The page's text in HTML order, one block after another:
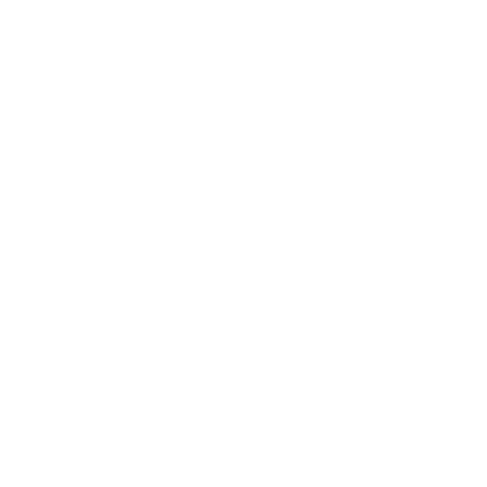
了承ください。
き作成されるも
です。
ありません。
です。
ず変更すること
1000ppm以下、
下、フタル酸ジブチ
可)を取得する
要な手段を講じ